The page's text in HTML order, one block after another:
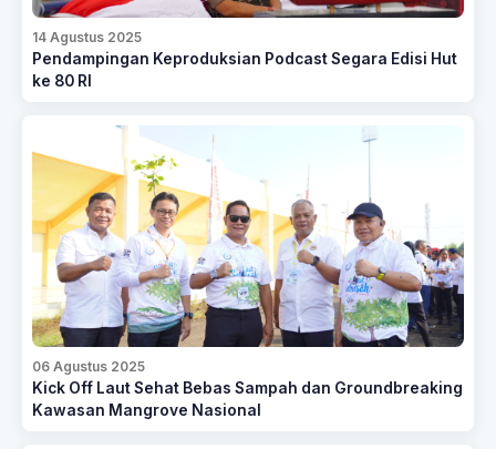
14 Agustus 2025
Pendampingan Keproduksian Podcast Segara Edisi Hut
ke 80 RI
06 Agustus 2025
Kick Off Laut Sehat Bebas Sampah dan Groundbreaking
Kawasan Mangrove Nasional